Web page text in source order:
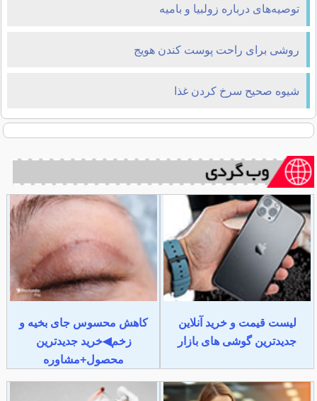
توصیه‌های درباره زولبیا و بامیه
روشی برای راحت پوست کندن هویج
شیوه صحیح سرخ کردن غذا
لیست قیمت و خرید آنلاین
جدیدترین گوشی های بازار
کاهش محسوس جای بخیه و
زخم◀خرید جدیدترین
محصول+مشاوره